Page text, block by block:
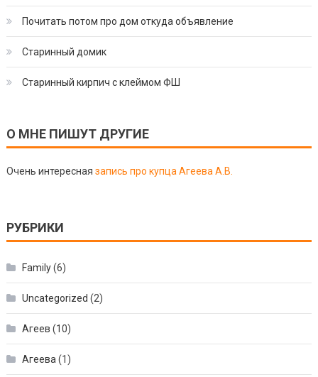
Почитать потом про дом откуда объявление
Старинный домик
Старинный кирпич с клеймом ФШ
О МНЕ ПИШУТ ДРУГИЕ
Очень интересная запись про купца Агеева А.В.
РУБРИКИ
Family(6)
Uncategorized (2)
Агеев (10)
Агеева (1)